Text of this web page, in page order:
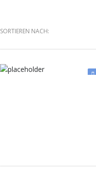
SORTIEREN NACH: